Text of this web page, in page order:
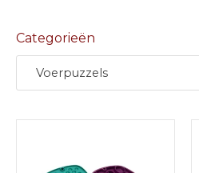
Categorieën
Voerpuzzels